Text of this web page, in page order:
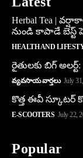
Herbal Tea |
నుండి కాపాడే బెస్ట్
HEALTH AND
రైతులకు బిగ్
వ్యవసాయ వార్తలు July
కొత్త ఈవీ స్కూట‌ర్
E-SCOOTERS July 22,
Popular